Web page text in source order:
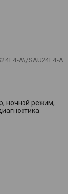
A\/SAU24L4-A
ночной режим,